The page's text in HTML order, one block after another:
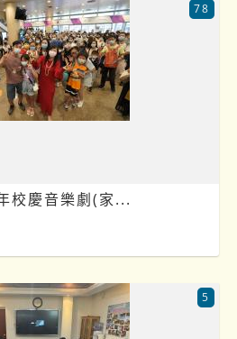
校慶音樂劇(家...
78
5